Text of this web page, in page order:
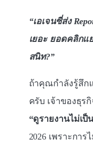
“เอเจนซี่ส่ง
เยอะ ยอดคลิกแ
สนิท?”
ถ้าคุณกำลังรู้สึก
ครับ เจ้าของธุร
“ดูรายงานไม่เป็
2026 เพราะกา